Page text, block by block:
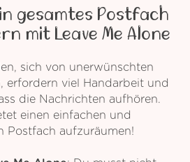
gesamtes Postfach
mit Leave Me Alone
sich von unerwünschten
erfordern viel Handarbeit und
die Nachrichten aufhören.
einen einfachen und
Postfach aufzuräumen!